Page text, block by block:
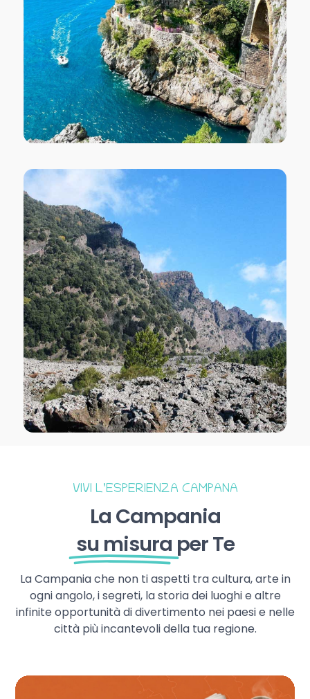
VIVI L’ESPERIENZA CAMPANA
La Campania
su misura per Te
La Campania che non ti aspetti tra cultura, arte in
ogni angolo, i segreti, la storia dei luoghi e altre
infinite opportunità di divertimento nei paesi e nelle
città più incantevoli della tua regione.